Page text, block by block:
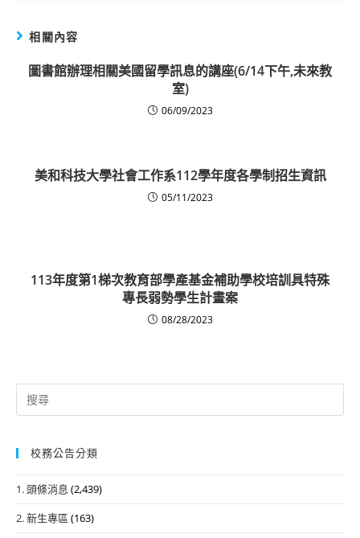
相關內容
圖書館辦理相關美國留學訊息的講座(6/14下午,未來教
室)
06/09/2023
美和科技大學社會工作系112學年度各學制招生資訊
05/11/2023
113年度第1梯次教育部學產基金補助學校培訓具特殊
專長弱勢學生計畫案
08/28/2023
Search
for:
校務公告分類
1. 頭條消息 (2,439)
2. 新生專區 (163)